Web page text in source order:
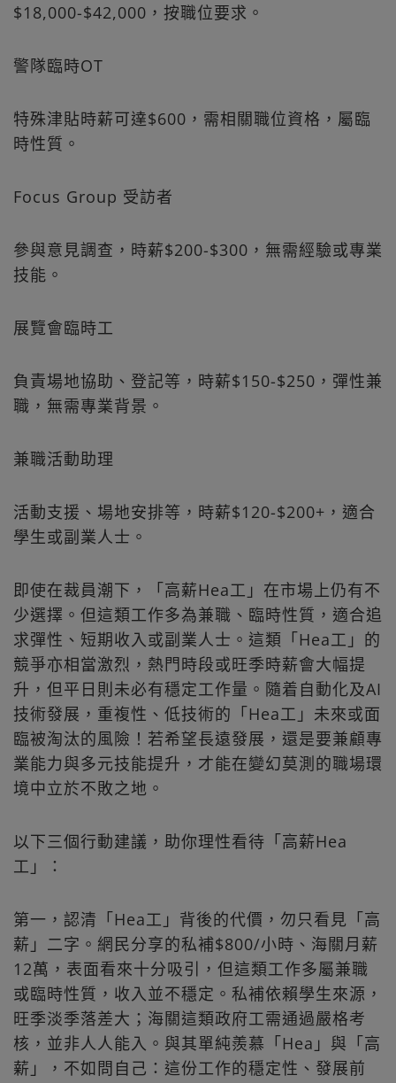
$18,000-$42,000，按職位要求。
警隊臨時OT
特殊津貼時薪可達$600，需相關職位資格，屬臨
時性質。
Focus Group 受訪者
參與意見調查，時薪$200-$300，無需經驗或專業
技能。
展覽會臨時工
負責場地協助、登記等，時薪$150-$250，彈性兼
職，無需專業背景。
兼職活動助理
活動支援、場地安排等，時薪$120-$200+，適合
學生或副業人士。
即使在裁員潮下，「高薪Hea工」在市場上仍有不
少選擇。但這類工作多為兼職、臨時性質，適合追
求彈性、短期收入或副業人士。這類「Hea工」的
競爭亦相當激烈，熱門時段或旺季時薪會大幅提
升，但平日則未必有穩定工作量。隨着自動化及AI
技術發展，重複性、低技術的「Hea工」未來或面
臨被淘汰的風險！若希望長遠發展，還是要兼顧專
業能力與多元技能提升，才能在變幻莫測的職場環
境中立於不敗之地。
以下三個行動建議，助你理性看待「高薪Hea
工」：
第一，認清「Hea工」背後的代價，勿只看見「高
薪」二字。網民分享的私補$800/小時、海關月薪
12萬，表面看來十分吸引，但這類工作多屬兼職
或臨時性質，收入並不穩定。私補依賴學生來源，
旺季淡季落差大；海關這類政府工需通過嚴格考
核，並非人人能入。與其單純羨慕「Hea」與「高
薪」，不如問自己：這份工作的穩定性、發展前